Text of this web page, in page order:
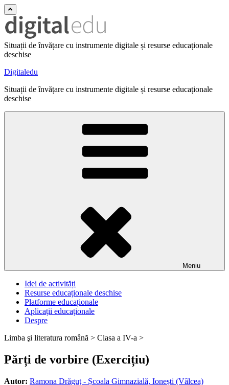
Situații de învățare cu instrumente digitale și resurse educaționale
deschise
Digitaledu
Situații de învățare cu instrumente digitale și resurse educaționale
deschise
Meniu
Idei de activități
Resurse educaționale deschise
Platforme educaționale
Aplicații educaționale
Despre
Limba şi literatura română > Clasa a IV-a >
Părți de vorbire (Exercițiu)
Autor: Ramona Drăguț - Școala Gimnazială, Ionești (Vâlcea)